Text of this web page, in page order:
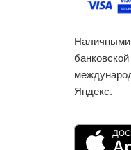
Наличными
Яндекс.